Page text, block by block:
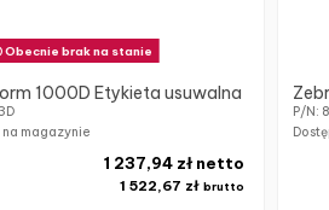
Obecnie brak na stanie
1000D Etykieta usuwalna
na magazynie
1 522,67 złbrutto
1 237,94 zł netto
P/N: